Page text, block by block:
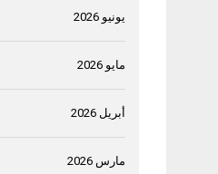
يونيو 2026
مايو 2026
أبريل 2026
مارس 2026